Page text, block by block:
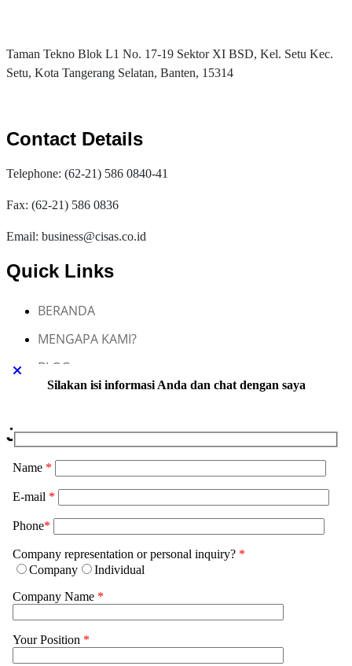
Taman Tekno Blok L1 No. 17-19 Sektor XI BSD, Kel. Setu Kec.
Setu, Kota Tangerang Selatan, Banten, 15314
Contact Details
Telephone: (62-21) 586 0840-41
Fax: (62-21) 586 0836
Email: business@cisas.co.id
Quick Links
BERANDA
MENGAPA KAMI?
BLOG
Jasa Maklon CISAS
Jasa Maklon Skincare
Jasa Maklon Sabun Transparan
Jasa Maklon Haircare
Jasa Maklon Bodycare
Jasa Maklon Perawatan Tangan dan Kaki
Jasa Maklon Perwatan Ibu dan Bayi
Silakan isi informasi Anda dan chat dengan saya
Name *
E-mail *
Phone*
Company representation or personal inquiry? *
Company
Individual
Company Name *
Your Position *